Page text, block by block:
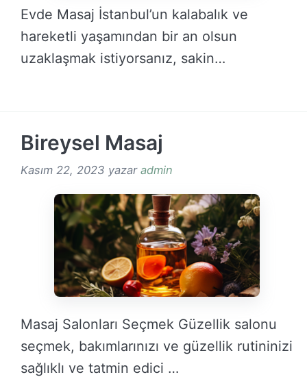
Evde Masaj İstanbul’un kalabalık ve
hareketli yaşamından bir an olsun
uzaklaşmak istiyorsanız, sakin
Bireysel Masaj
Kasım 22, 2023 yazar admin
Masaj Salonları Seçmek Güzellik salonu
seçmek, bakımlarınızı ve güzellik rutininizi
sağlıklı ve tatmin edici …